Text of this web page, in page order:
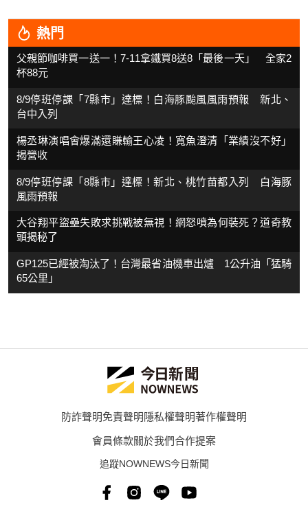
熱門
父親節咖啡買一送一！7-11拿鐵買8送8「最後一天」 全家2
杯88元
8/9停班停課「7縣市」達標！白海豚颱風風雨預報 新北、
台中入列
楊丞琳演唱會爆滿還賺輸王心凌！寬魚澄清「業績沒不好」
揭營收
8/9停班停課「8縣市」達標！新北、桃竹苗都入列 白海豚
風雨預報
大谷翔平盜壘失敗求挑戰被無視！網怒噴為何裝死？道奇教
頭揭秘了
GP125已經被淘汰了！台灣最省油機車出爐 1公升油「猛騎
65公里」
防詐聲明免責聲明隱私權聲明著作權聲明
會員條款關於我們合作提案
追蹤NOWNEWS今日新聞